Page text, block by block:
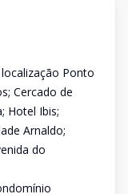
Ponto
Cercado de
Hotel Ibis;
Arnaldo;
do